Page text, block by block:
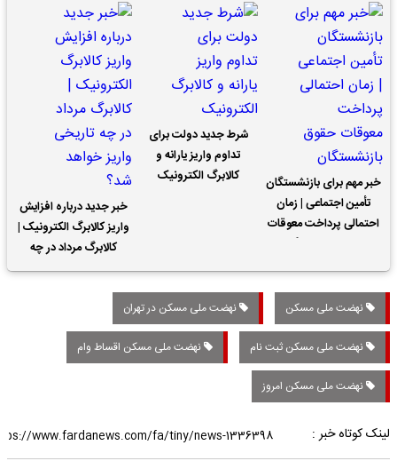
خبر مهم برای بازنشستگان
تأمین اجتماعی | زمان
احتمالی پرداخت معوقات
شرط جدید دولت برای
تداوم واریز یارانه و
کالابرگ الکترونیک
خبر جدید درباره افزایش
واریز کالابرگ الکترونیک |
کالابرگ مرداد در چه
تاریخی واریز خواهد شد؟
نهضت ملی مسکن نهضت ملی مسکن در تهران
نهضت ملی مسکن ثبت نام نهضت ملی مسکن اقساط وام
نهضت ملی مسکن امروز
لینک کوتاه خبر :